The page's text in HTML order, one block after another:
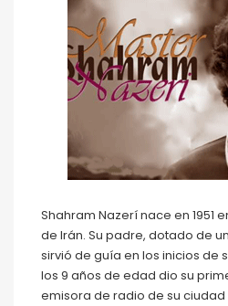
Shahram Nazerí nace en 1951
de Irán. Su padre, dotado de
sirvió de guía en los inicios de
los 9 años de edad dio su
emisora de radio de su ciudad